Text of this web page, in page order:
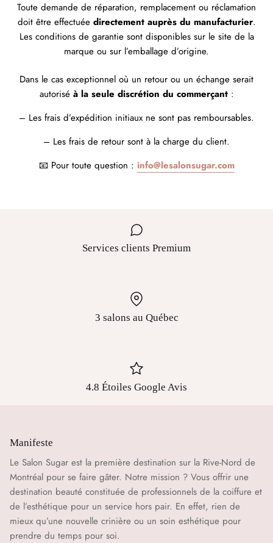
Toute demande de réparation, remplacement ou réclamation
doit être effectuée directement auprès du manufacturier.
Les conditions de garantie sont disponibles sur le site de la
marque ou sur l’emballage d’origine.
Dans le cas exceptionnel où un retour ou un échange serait
autorisé à la seule discrétion du commerçant:
– Les frais d’expédition initiaux ne sont pas remboursables.
– Les frais de retour sont à la charge du client.
📧 Pour toute question : info@lesalonsugar.com
Services clients Premium
3 salons au Québec
4.8 Étoiles Google Avis
Manifeste
Le Salon Sugar est la première destination sur la Rive-Nord de
Montréal pour se faire gâter. Notre mission ? Vous offrir une
destination beauté constituée de professionnels de la coiffure et
de l’esthétique pour un service hors pair. En effet, rien de
mieux qu’une nouvelle crinière ou un soin esthétique pour
prendre du temps pour soi.